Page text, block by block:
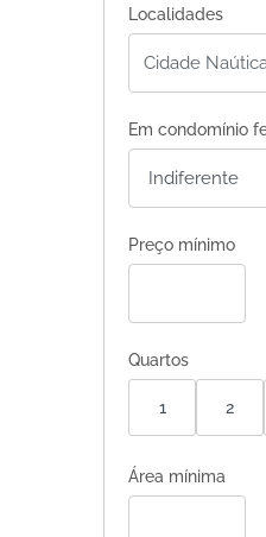
Localidades
Em condomínio
Preço mínimo
Quartos
1 2
Área mínima